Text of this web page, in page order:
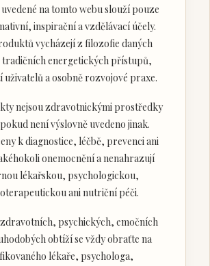
na tomto webu slouží pouze
inspirační a vzdělávací účely.
vycházejí z filozofie daných
tradičních energetických přístupů,
uživatelů a osobně rozvojové praxe.
nejsou zdravotnickými prostředky
není výslovně uvedeno jinak.
k diagnostice, léčbě, prevenci ani
onemocnění a nenahrazují
lékařskou, psychologickou,
ani nutriční péči.
psychických, emočních
obtíží se vždy obraťte na
lékaře, psychologa,